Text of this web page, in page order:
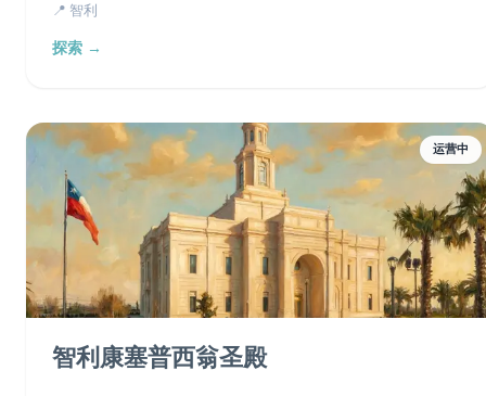
📍 智利
探索 →
运营中
智利康塞普西翁圣殿